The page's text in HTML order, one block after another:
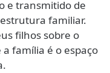
e transmitido de
familiar.
filhos sobre o
família é o espaço